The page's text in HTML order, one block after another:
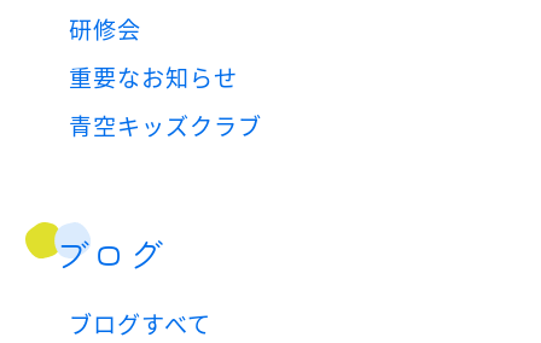
研修会
重要なお知らせ
青空キッズクラブ
ブログ
ブログすべて